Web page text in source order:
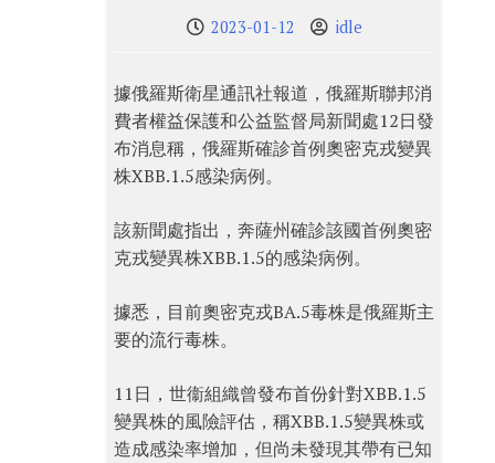
2023-01-12 idle
據俄羅斯衛星通訊社報道，俄羅斯聯邦消
費者權益保護和公益監督局新聞處12日發
布消息稱，俄羅斯確診首例奧密克戎變異
株XBB.1.5感染病例。
該新聞處指出，奔薩州確診該國首例奧密
克戎變異株XBB.1.5的感染病例。
據悉，目前奧密克戎BA.5毒株是俄羅斯主
要的流行毒株。
11日，世衞組織曾發布首份針對XBB.1.5
變異株的風險評估，稱XBB.1.5變異株或
造成感染率增加，但尚未發現其帶有已知